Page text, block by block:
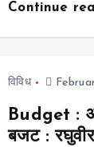
Continue
विविध
Budget :
बजट : रघुवीर